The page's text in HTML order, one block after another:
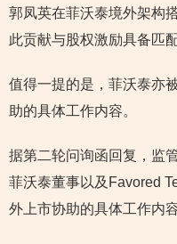
郭凤英在菲沃泰境外架构
此贡献与股权激励具备匹配
值得一提的是，菲沃泰亦
助的具体工作内容。
据第二轮问询函回复，监
菲沃泰董事以及Favored
外上市协助的具体工作内容